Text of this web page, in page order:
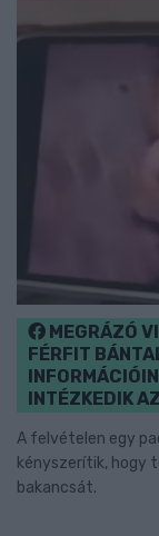
MEGRÁZÓ
FÉRFIT
INTÉZKEDIK
A felvételen egy
kényszerítik, hogy
bakancsát.